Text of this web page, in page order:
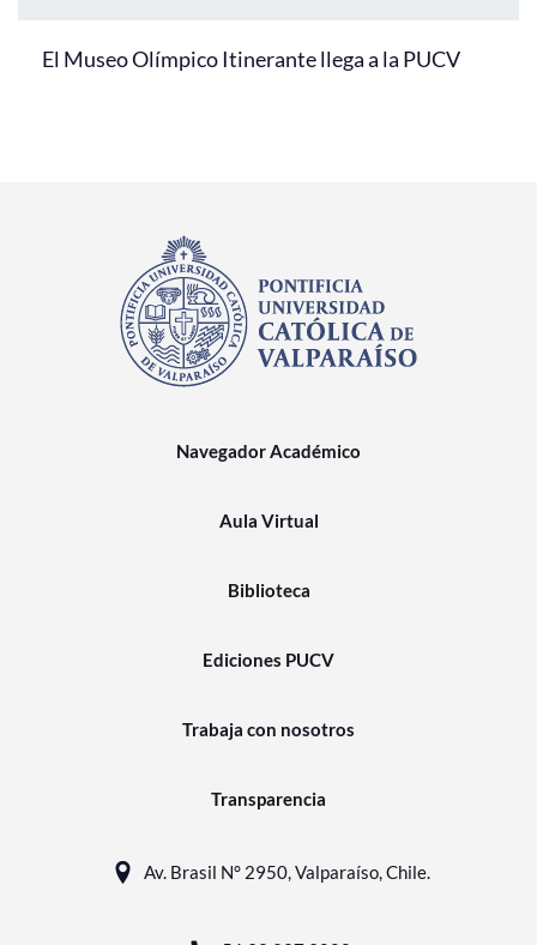
El Museo Olímpico Itinerante llega a la PUCV
Navegador Académico
Aula Virtual
Biblioteca
Ediciones PUCV
Trabaja con nosotros
Transparencia
Av. Brasil N° 2950, Valparaíso, Chile.